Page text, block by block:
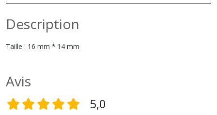
Description
Taille : 16 mm * 14 mm
Avis
5,0